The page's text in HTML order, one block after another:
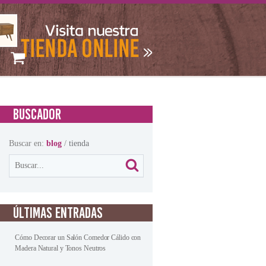
BUSCADOR
Buscar en:blog /tienda
ÚLTIMAS ENTRADAS
Cómo Decorar un Salón Comedor Cálido con
Madera Natural y Tonos Neutros